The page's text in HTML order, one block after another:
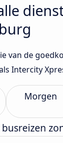
van de
Intercity
Morgen